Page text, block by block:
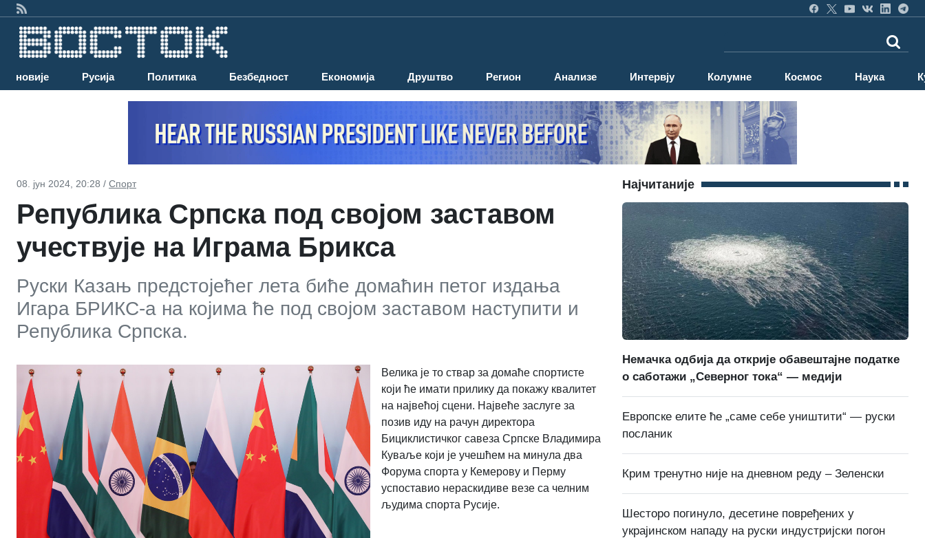
Најновије Русија Политика Безбедност Економија Друштво Регион Анализе Интервју Колумне Космос Наука
08. јун 2024, 20:28 / Спорт
Република Српска под својом заставом
учествује на Играма Брикса
Руски Казањ предстојећег лета биће домаћин петог издања
Игара БРИКС-а на којима ће под својом заставом наступити и
Република Српска.
Велика је то ствар за домаће спортисте
који ће имати прилику да покажу квалитет
на највећој сцени. Највеће заслуге за
позив иду на рачун директора
Бициклистичког савеза Српске Владимира
Куваље који је учешћем на минула два
Форума спорта у Кемерову и Перму
успоставио нераскидиве везе са челним
људима спорта Русије.
Најчитаније
Немачка одбија да открије обавештајне податке
о саботажи „Северног тока“ — медији
Европске елите ће „саме себе уништити“ — руски
посланик
Крим тренутно није на дневном реду – Зеленски
Шесторо погинуло, десетине повређених у
украјинском нападу на руски индустријски погон